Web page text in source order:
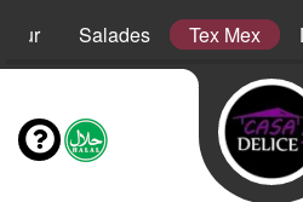
Salades Tex Mex